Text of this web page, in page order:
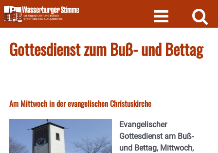
Skip
to
content
Gottesdienst zum Buß- und Bettag
Am Mittwoch in der evangelischen Christuskirche
Evangelischer
Gottesdienst am Buß-
und Bettag, Mittwoch,